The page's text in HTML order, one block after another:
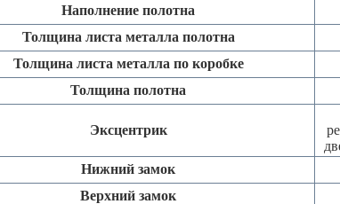
Наполнение полотна
Толщина листа металла полотна
Толщина листа металла по коробке
Толщина полотна
Эксцентрик
Нижний замок
Верхний замок